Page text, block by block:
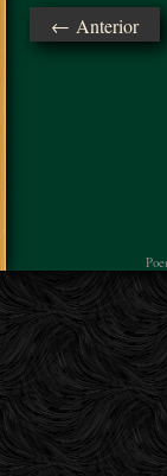
← Anterior